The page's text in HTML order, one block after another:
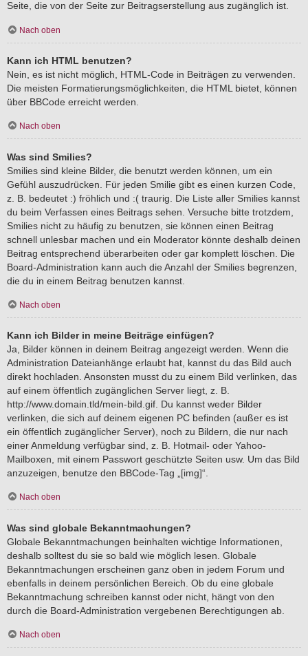
Seite, die von der Seite zur Beitragserstellung aus zugänglich ist.
Nach oben
Kann ich HTML benutzen?
Nein, es ist nicht möglich, HTML-Code in Beiträgen zu verwenden.
Die meisten Formatierungsmöglichkeiten, die HTML bietet, können
über BBCode erreicht werden.
Nach oben
Was sind Smilies?
Smilies sind kleine Bilder, die benutzt werden können, um ein
Gefühl auszudrücken. Für jeden Smilie gibt es einen kurzen Code,
z. B. bedeutet :) fröhlich und :( traurig. Die Liste aller Smilies kannst
du beim Verfassen eines Beitrags sehen. Versuche bitte trotzdem,
Smilies nicht zu häufig zu benutzen, sie können einen Beitrag
schnell unlesbar machen und ein Moderator könnte deshalb deinen
Beitrag entsprechend überarbeiten oder gar komplett löschen. Die
Board-Administration kann auch die Anzahl der Smilies begrenzen,
die du in einem Beitrag benutzen kannst.
Nach oben
Kann ich Bilder in meine Beiträge einfügen?
Ja, Bilder können in deinem Beitrag angezeigt werden. Wenn die
Administration Dateianhänge erlaubt hat, kannst du das Bild auch
direkt hochladen. Ansonsten musst du zu einem Bild verlinken, das
auf einem öffentlich zugänglichen Server liegt, z. B.
http://www.domain.tld/mein-bild.gif. Du kannst weder Bilder
verlinken, die sich auf deinem eigenen PC befinden (außer es ist
ein öffentlich zugänglicher Server), noch zu Bildern, die nur nach
einer Anmeldung verfügbar sind, z. B. Hotmail- oder Yahoo-
Mailboxen, mit einem Passwort geschützte Seiten usw. Um das Bild
anzuzeigen, benutze den BBCode-Tag „[img]“.
Nach oben
Was sind globale Bekanntmachungen?
Globale Bekanntmachungen beinhalten wichtige Informationen,
deshalb solltest du sie so bald wie möglich lesen. Globale
Bekanntmachungen erscheinen ganz oben in jedem Forum und
ebenfalls in deinem persönlichen Bereich. Ob du eine globale
Bekanntmachung schreiben kannst oder nicht, hängt von den
durch die Board-Administration vergebenen Berechtigungen ab.
Nach oben